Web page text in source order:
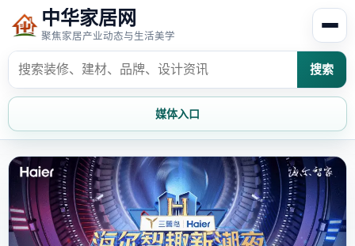
中华家居网
聚焦家居产业动态与生活美学
搜索
媒体入口
首页 家居资讯
家居风水 家居欣赏